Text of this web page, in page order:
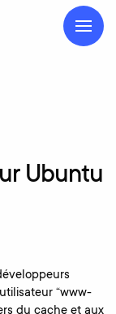
Ubuntu
“www-
du cache et aux